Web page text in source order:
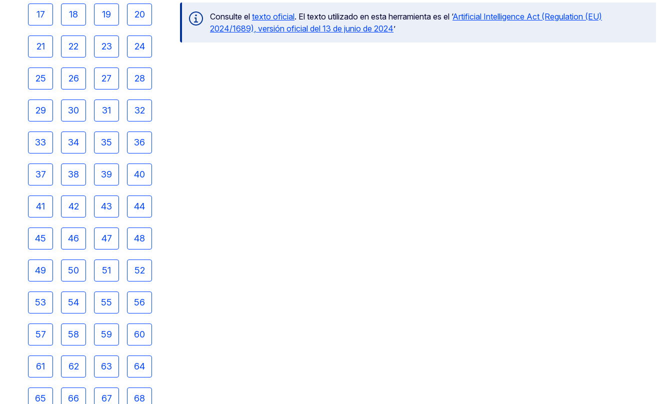
17 18 19 20
21 22 23 24
25 26 27 28
29 30 31 32
33 34 35 36
37 38 39 40
41 42 43 44
45 46 47 48
49 50 51 52
53 54 55 56
57 58 59 60
61 62 63 64
65 66 67 68
Consulte el texto oficial. El texto utilizado en esta herramienta es el ‘Artificial Intelligence Act (Regulation (EU)
2024/1689), versión oficial del 13 de junio de 2024’